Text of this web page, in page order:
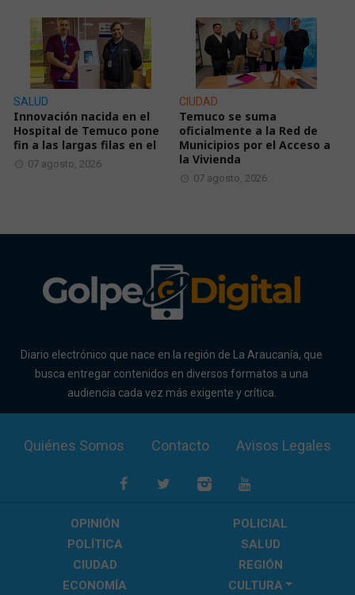
SALUD
Innovación nacida en el
Hospital de Temuco pone
fin a las largas filas en el
07 agosto, 2026
CIUDAD
Temuco se suma
oficialmente a la Red de
Municipios por el Acceso a
la Vivienda
07 agosto, 2026
Diario electrónico que nace en la región de La Araucanía, que
busca entregar contenidos en diversos formatos a una
audiencia cada vez más exigente y crítica.
Quiénes Somos Contacto Avisos Legales
OPINIÓN
POLICIAL
POLÍTICA
SALUD
CIUDAD
REGIÓN
ECONOMÍA
CULTURA